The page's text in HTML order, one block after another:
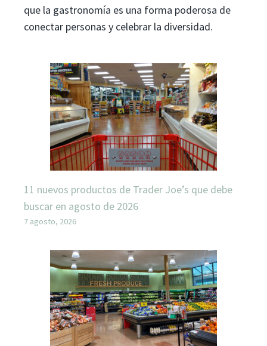
que la gastronomía es una forma poderosa de
conectar personas y celebrar la diversidad.
11 nuevos productos de Trader Joe’s que debe
buscar en agosto de 2026
7 agosto, 2026